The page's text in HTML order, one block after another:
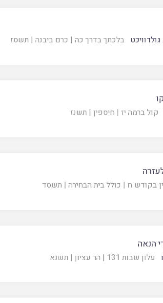
בלכתך בדרך כה | כרם ביבנה | תשסז
קול ברמה יז | חיספין | תשנז
בקודש ח | כולל בית הבחירה | תשסד
הנאה
עלון שבות 131 | הר עציון | תשנא